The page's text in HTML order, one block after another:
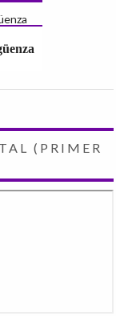
(PRIMER